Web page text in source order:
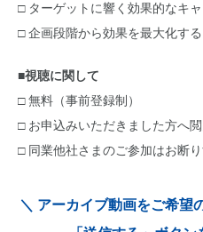
□ ターゲットに響く効果的なキ
□ 企画段階から効果を最大化す
■視聴に関して
□ 無料（事前登録制）
□ お申込みいただきました方へ
□ 同業他社さまのご参加はお断
＼ アーカイブ動画をご希望